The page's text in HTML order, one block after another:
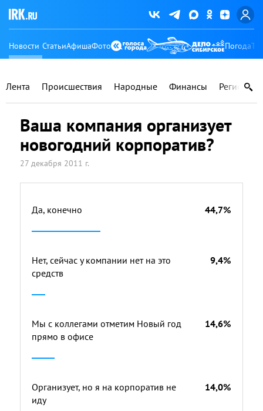
Новости СтатьиАфишаФото Погода
Лента Происшествия Народные Финансы Регионы
Ваша компания организует
новогодний корпоратив?
27 декабря 2011 г.
Да, конечно 44,7%
Нет, сейчас у компании нет на это
средств
9,4%
Мы с коллегами отметим Новый год
прямо в офисе
14,6%
Организует, но я на корпоратив не
иду
14,0%